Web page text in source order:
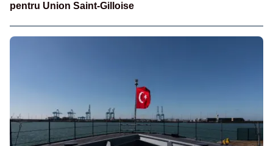
pentru Union Saint-Gilloise